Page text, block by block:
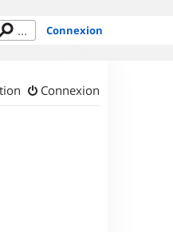
Connexion
Connexion